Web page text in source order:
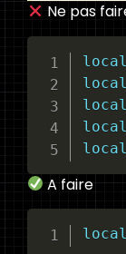
Ne pas
local
local
local
local
local
A faire
local